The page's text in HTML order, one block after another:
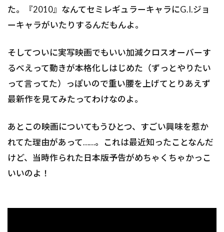
た。『2010』なんてセミレギュラーキャラにG.I.ジョ
ーキャラがいたりするんだもんよ。
そしてついに実写映画でもいい加減クロスオーバーす
るべえって動きが本格化しはじめた（ずっとやりたい
って言ってた）っぽいので重い腰を上げてとりあえず
最新作を見てみたってわけなのよ。
あとこの映画についてもうひとつ、すごい興味を惹か
れてた理由があって……。これは最近知ったことなんだ
けど、当時作られた日本版予告がめちゃくちゃかっこ
いいのよ！